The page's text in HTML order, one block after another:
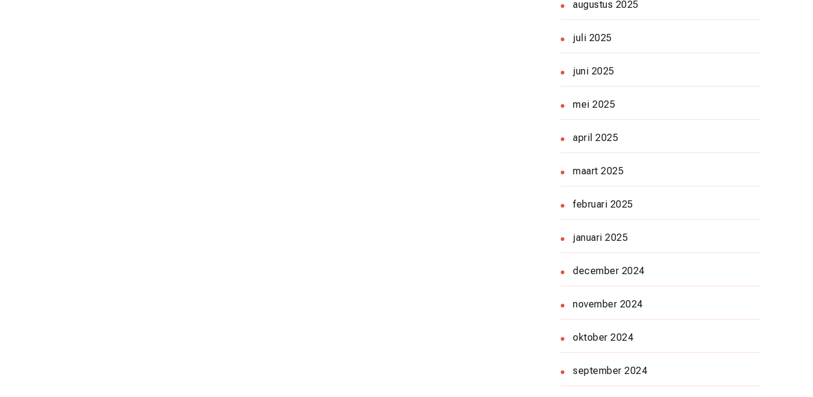
augustus 2025
juli 2025
juni 2025
mei 2025
april 2025
maart 2025
februari 2025
januari 2025
december 2024
november 2024
oktober 2024
september 2024